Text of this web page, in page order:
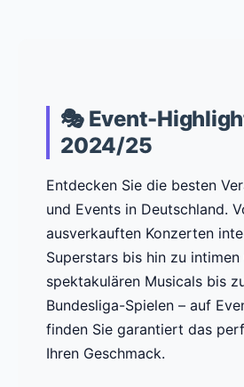
🎭 Event-
2024/25
Entdecken Sie die besten
und Events in Deutschland.
ausverkauften Konzerten
Superstars bis hin zu
spektakulären Musicals bis
Bundesliga-Spielen – auf
finden Sie garantiert das
Ihren Geschmack.